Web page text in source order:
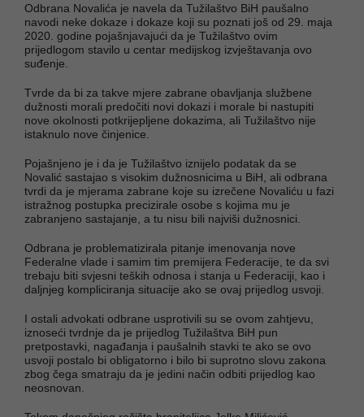
Odbrana Novalića je navela da Tužilaštvo BiH paušalno
navodi neke dokaze i dokaze koji su poznati još od 29. maja
2020. godine pojašnjavajući da je Tužilaštvo ovim
prijedlogom stavilo u centar medijskog izvještavanja ovo
suđenje.
Tvrde da bi za takve mjere zabrane obavljanja službene
dužnosti morali predočiti novi dokazi i morale bi nastupiti
nove okolnosti potkrijepljene dokazima, ali Tužilaštvo nije
istaknulo nove činjenice.
Pojašnjeno je i da je Tužilaštvo iznijelo podatak da se
Novalić sastajao s visokim dužnosnicima u BiH, ali odbrana
tvrdi da je mjerama zabrane koje su izrečene Novaliću u fazi
istražnog postupka precizirale osobe s kojima mu je
zabranjeno sastajanje, a tu nisu bili najviši dužnosnici.
Odbrana je problematizirala pitanje imenovanja nove
Federalne vlade i samim tim premijera Federacije, te da svi
trebaju biti svjesni teških odnosa i stanja u Federaciji, kao i
daljnjeg kompliciranja situacije ako se ovaj prijedlog usvoji.
I ostali advokati odbrane usprotivili su se ovom zahtjevu,
iznoseći tvrdnje da je prijedlog Tužilaštva BiH pun
pretpostavki, nagađanja i paušalnih stavki te ako se ovo
usvoji postalo bi obligatorno i bilo bi suprotno slovu zakona
zbog čega smatraju da je jedini način odbiti prijedlog kao
neosnovan.